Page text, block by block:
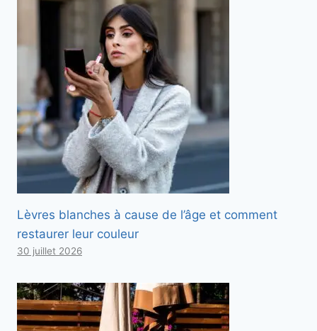
Lèvres blanches à cause de l’âge et comment
restaurer leur couleur
30 juillet 2026